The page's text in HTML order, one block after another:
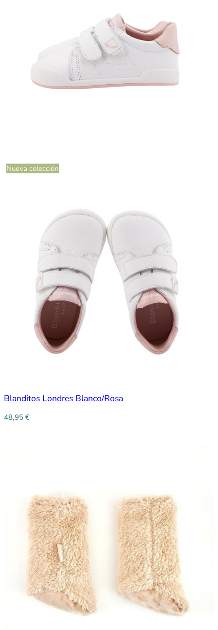
Nueva colección
Blanditos Londres Blanco/Rosa
48,95 €